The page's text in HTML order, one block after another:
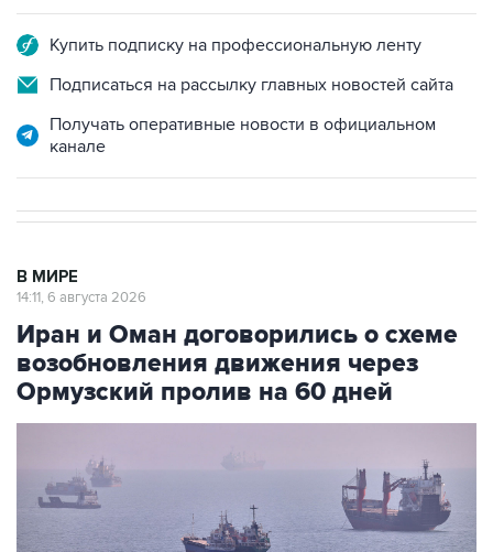
Купить подписку на профессиональную ленту
Подписаться на рассылку главных новостей сайта
Получать оперативные новости в официальном
канале
В МИРЕ
14:11, 6 августа 2026
Иран и Оман договорились о схеме
возобновления движения через
Ормузский пролив на 60 дней